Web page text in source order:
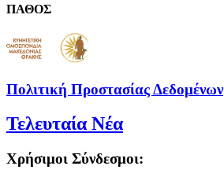
ΠΑΘΟΣ
Πολιτική Προστασίας Δεδομένων
Τελευταία Νέα
Χρήσιμοι Σύνδεσμοι: